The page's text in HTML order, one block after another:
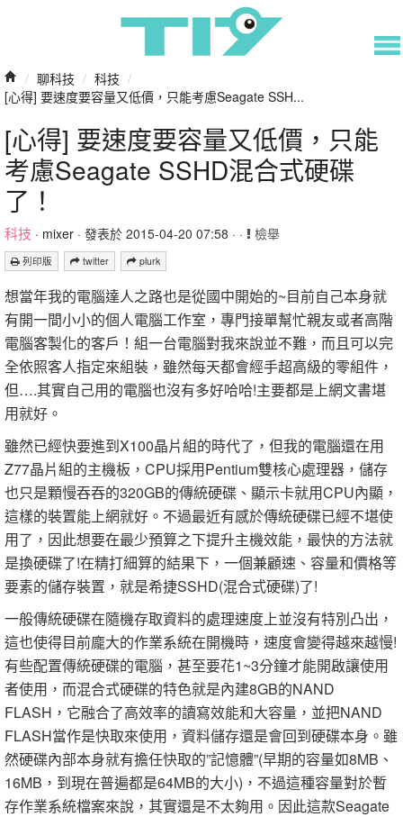
/ 聊科技 / 科技 /
[心得] 要速度要容量又低價，只能考慮Seagate SSH...
[心得] 要速度要容量又低價，只能
考慮Seagate SSHD混合式硬碟
了！
科技 · mixer · 發表於 2015-04-20 07:58 · · 檢舉
列印版 twitter plurk
想當年我的電腦達人之路也是從國中開始的~目前自己本身就
有開一間小小的個人電腦工作室，專門接單幫忙親友或者高階
電腦客製化的客戶！組一台電腦對我來說並不難，而且可以完
全依照客人指定來組裝，雖然每天都會經手超高級的零組件，
但….其實自己用的電腦也沒有多好哈哈!主要都是上網文書堪
用就好。
雖然已經快要進到X100晶片組的時代了，但我的電腦還在用
Z77晶片組的主機板，CPU採用Pentium雙核心處理器，儲存
也只是顆慢吞吞的320GB的傳統硬碟、顯示卡就用CPU內顯，
這樣的裝置能上網就好。不過最近有感於傳統硬碟已經不堪使
用了，因此想要在最少預算之下提升主機效能，最快的方法就
是換硬碟了!在精打細算的結果下，一個兼顧速、容量和價格等
要素的儲存裝置，就是希捷SSHD(混合式硬碟)了!
一般傳統硬碟在隨機存取資料的處理速度上並沒有特別凸出，
這也使得目前龐大的作業系統在開機時，速度會變得越來越慢!
有些配置傳統硬碟的電腦，甚至要花1~3分鐘才能開啟讓使用
者使用，而混合式硬碟的特色就是內建8GB的NAND
FLASH，它融合了高效率的讀寫效能和大容量，並把NAND
FLASH當作是快取來使用，資料儲存還是會回到硬碟本身。雖
然硬碟內部本身就有擔任快取的”記憶體”(早期的容量如8MB、
16MB，到現在普遍都是64MB的大小)，不過這種容量對於暫
存作業系統檔案來說，其實還是不太夠用。因此這款Seagate